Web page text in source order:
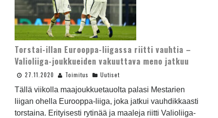
Torstai-illan Eurooppa-liigassa riitti vauhtia –
Valioliiga-joukkueiden vakuuttava meno jatkuu
27.11.2020 Toimitus Uutiset
Tällä viikolla maajoukkuetauolta palasi Mestarien
liigan ohella Eurooppa-liiga, joka jatkui vauhdikkaasti
torstaina. Erityisesti rytinää ja maaleja riitti Valioliiga-